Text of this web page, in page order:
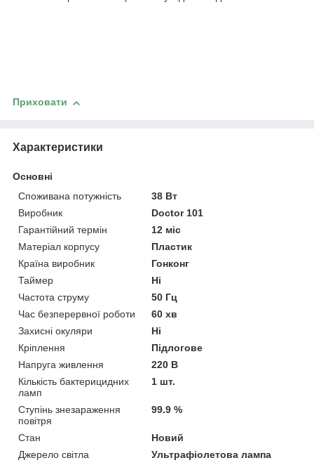
Приховати
Характеристики
Основні
Споживана потужність
38 Вт
Виробник
Doctor 101
Гарантійний термін
12 міс
Матеріал корпусу
Пластик
Країна виробник
Гонконг
Таймер
Ні
Частота струму
50 Гц
Час безперервної роботи
60 хв
Захисні окуляри
Ні
Кріплення
Підлогове
Напруга живлення
220 В
Кількість бактерицидних
ламп
1 шт.
Ступінь знезараження
повітря
99.9 %
Стан
Новий
Джерело світла
Ультрафіолетова лампа